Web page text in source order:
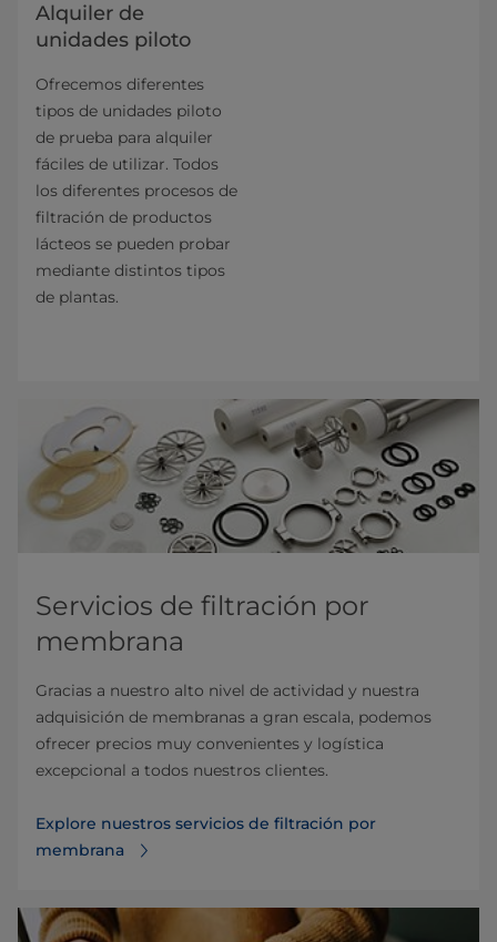
Alquiler de
unidades piloto
Ofrecemos diferentes
tipos de unidades piloto
de prueba para alquiler
fáciles de utilizar. Todos
los diferentes pro­cesos de
filtración de productos
lácteos se pueden probar
mediante distintos tipos
de plantas.
Servicios de filtración por
membrana
Gracias a nuestro alto nivel de actividad y nuestra
adquisición de mem­branas a gran escala, podemos
ofrecer precios muy convenientes y logística
excepcional a todos nuestros clientes.
Explore nuestros servicios de filtración por
membrana⁠